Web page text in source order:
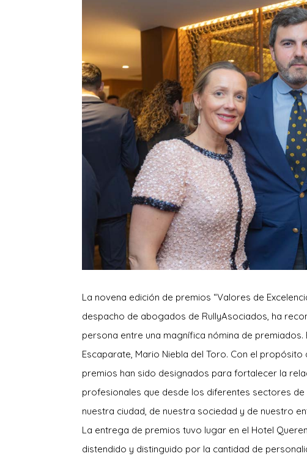
La novena edición de premios “Valores de
despacho de abogados de RullyAsociados, ha
persona entre una magnífica nómina de
Escaparate, Mario Niebla del Toro. Con el
premios han sido designados para fortalecer la
profesionales que desde los diferentes sectores
nuestra ciudad, de nuestra sociedad y de nuestro
La entrega de premios tuvo lugar en el Hotel
distendido y distinguido por la cantidad de